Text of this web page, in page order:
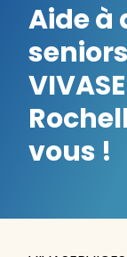
Aide à
vous !